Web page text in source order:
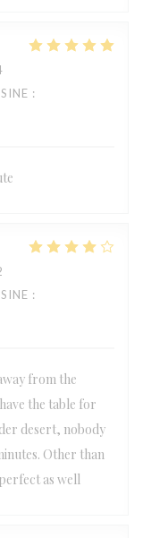
:
:
from the
the table for
desert, nobody
Other than
as well